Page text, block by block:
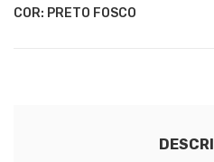
COR: PRETO FOSCO